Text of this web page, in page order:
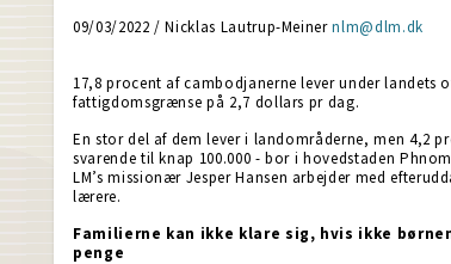
09/03/2022 / Nicklas Lautrup-Meinernlm@dlm.dk
17,8 procent af cambodjanerne lever under landets
fattigdomsgrænse på 2,7 dollars pr dag.
En stor del af dem lever i landområderne, men 4,2
svarende til knap 100.000 - bor i hovedstaden
LM’s missionær Jesper Hansen arbejder med
lærere.
Familierne kan ikke klare sig, hvis ikke
penge